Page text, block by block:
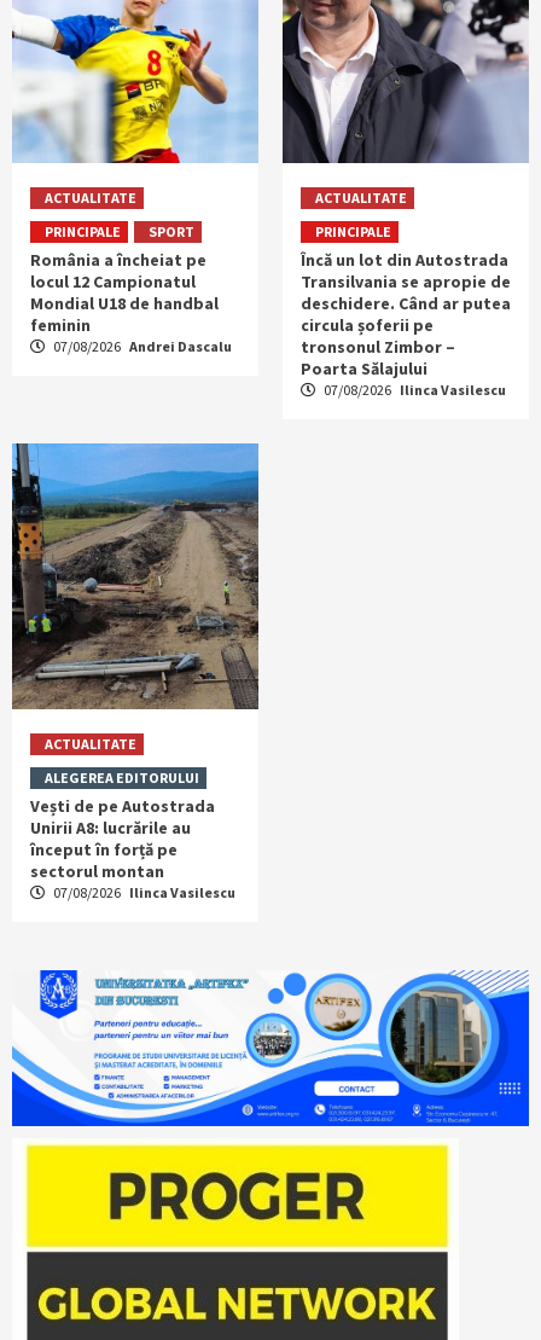
ACTUALITATE
PRINCIPALE
SPORT
România a încheiat pe
locul 12 Campionatul
Mondial U18 de handbal
feminin
07/08/2026 Andrei Dascalu
ACTUALITATE
PRINCIPALE
Încă un lot din Autostrada
Transilvania se apropie de
deschidere. Când ar putea
circula șoferii pe
tronsonul Zimbor –
Poarta Sălajului
07/08/2026 Ilinca Vasilescu
ACTUALITATE
ALEGEREA EDITORULUI
Vești de pe Autostrada
Unirii A8: lucrările au
început în forță pe
sectorul montan
07/08/2026 Ilinca Vasilescu